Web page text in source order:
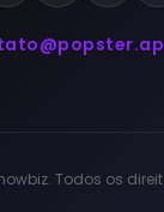
Todos os